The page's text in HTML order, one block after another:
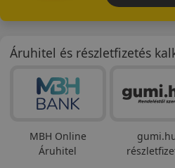
Áruhitel és részletfizetés
MBH Online
Áruhitel